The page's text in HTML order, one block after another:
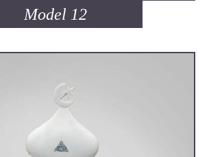
Model 12